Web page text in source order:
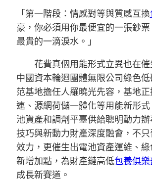
「第一階段：情感對等與質感互換
豪，你必須用你最便宜的一張鈔
最貴的一滴淚水。」
花費真個用能形式立異也在催
中國資本輪迴團體無限公司綠色
范基地擔任人羅曉光先容，基地
連、源網荷儲一體化等用能新形
池資產和調劑平臺供給聰明動力
技巧與新動力財產深度融會，不只
效力，更催生出電池資產運維、
新增加點，為財產鏈高低包養俱樂
成長新賽道。